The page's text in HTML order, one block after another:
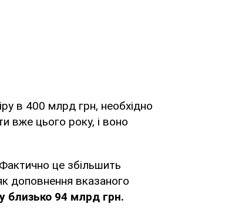
в 400 млрд грн, необхідно
вже цього року, і воно
це збільшить
доповнення вказаного
близько 94 млрд грн.